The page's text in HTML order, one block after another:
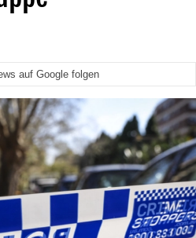
auf Google folgen